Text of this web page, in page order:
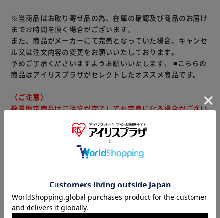
※当商品はお取り寄せ品の為、在庫の確認及び商品のお届け
までお時間を頂く場合がございます。
また、商品がメーカーにて完売となっていた場合、キャンセ
ル又は注文内容の変更をお願いいたしております。
予めご了承くださいますようお願いいたします。 ■こちらの
商品はアイリスプラザがセレクトしたオススメ商品です。
（ご注意）
数量限定商品はご注文が完了しても完売になる場合がござい
ます。ご注文をいただいた後にお断りさせていただく場合が
ございますのでなにとぞご了承ください。